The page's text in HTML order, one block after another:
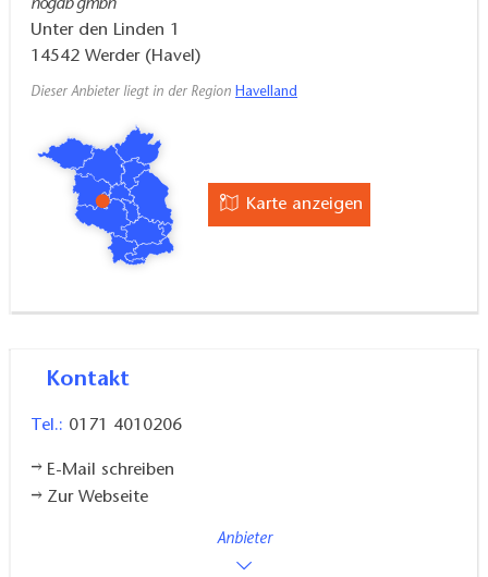
hogab gmbh
Unter den Linden 1
14542 Werder (Havel)
Dieser Anbieter liegt in der Region Havelland
Karte anzeigen
Kontakt
Tel.: 0171 4010206
E-Mail schreiben
Zur Webseite
Anbieter